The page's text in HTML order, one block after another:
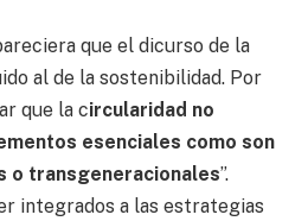
que el dicurso de la
al de la sostenibilidad. Por
que la circularidad no
esenciales como son
o transgeneracionales”.
integrados a las estrategias